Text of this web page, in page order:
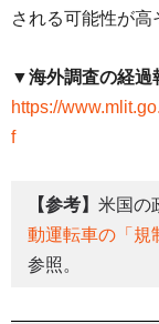
される可能性が高
▼海外調査の経過
https://
f
【参考】 米国の
動運転車の「
参照。